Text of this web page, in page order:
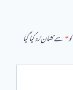
*سے نشان زد کیا گیا